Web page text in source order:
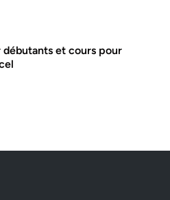
débutants et cours pour